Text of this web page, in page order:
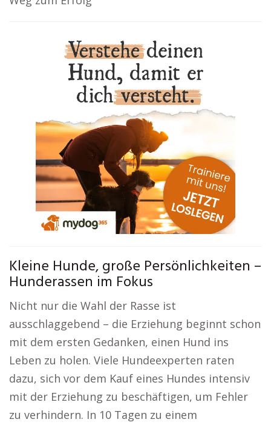
Kleine Hunde, große Persönlichkeiten –
Hunderassen im Fokus
Nicht nur die Wahl der Rasse ist
ausschlaggebend – die Erziehung beginnt schon
mit dem ersten Gedanken, einen Hund ins
Leben zu holen. Viele Hundeexperten raten
dazu, sich vor dem Kauf eines Hundes intensiv
mit der Erziehung zu beschäftigen, um Fehler
zu verhindern. In 10 Tagen zu einem